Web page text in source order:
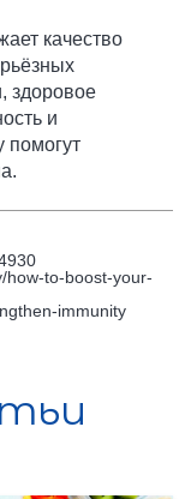
качество
здоровое
и
помогут
how-to-boost-your-
immunity